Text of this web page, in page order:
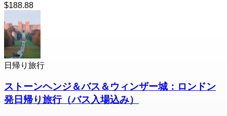
$188.88
日帰り旅行
ストーンヘンジ＆バス＆ウィンザー城：ロンドン
発日帰り旅行（バス入場込み）